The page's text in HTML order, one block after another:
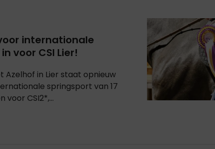
internationale
voor CSI Lier!
Azelhof in Lier staat opnieuw
springsport van 17
voor CSI2*,...